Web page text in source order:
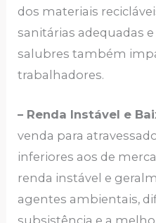
dos materiais
sanitárias adequadas
salubres também
trabalhadores.
– Renda Instável e
venda para
inferiores aos de
renda instável e
agentes ambientais,